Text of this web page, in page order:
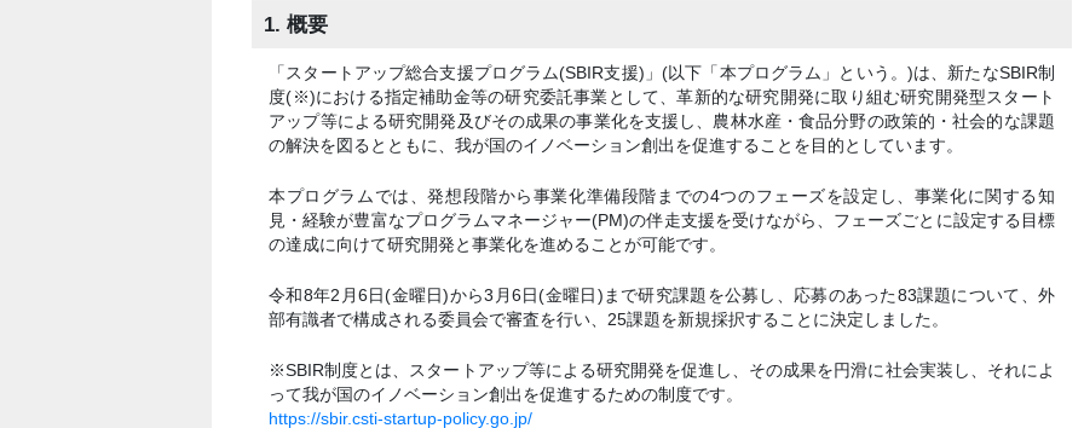
1. 概要
「スタートアップ総合支援プログラム(SBIR支援)」(以下「本プログラム」という。)は、新たなSBIR制
度(※)における指定補助金等の研究委託事業として、革新的な研究開発に取り組む研究開発型スタート
アップ等による研究開発及びその成果の事業化を支援し、農林水産・食品分野の政策的・社会的な課題
の解決を図るとともに、我が国のイノベーション創出を促進することを目的としています。
本プログラムでは、発想段階から事業化準備段階までの4つのフェーズを設定し、事業化に関する知
見・経験が豊富なプログラムマネージャー(PM)の伴走支援を受けながら、フェーズごとに設定する目標
の達成に向けて研究開発と事業化を進めることが可能です。
令和8年2月6日(金曜日)から3月6日(金曜日)まで研究課題を公募し、応募のあった83課題について、外
部有識者で構成される委員会で審査を行い、25課題を新規採択することに決定しました。
※SBIR制度とは、スタートアップ等による研究開発を促進し、その成果を円滑に社会実装し、それによ
って我が国のイノベーション創出を促進するための制度です。
https://sbir.csti-startup-policy.go.jp/